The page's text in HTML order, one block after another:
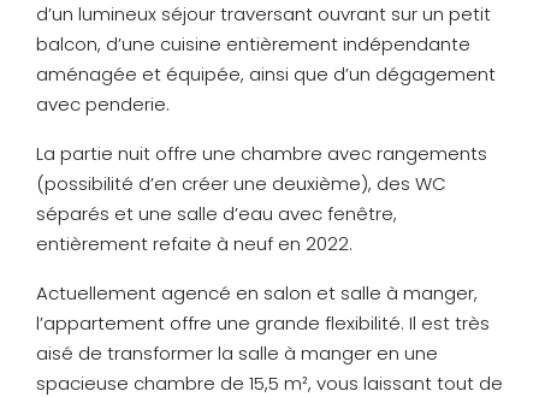
d’un lumineux séjour traversant ouvrant sur un petit
balcon, d’une cuisine entièrement indépendante
aménagée et équipée, ainsi que d’un dégagement
avec penderie.
La partie nuit offre une chambre avec rangements
(possibilité d’en créer une deuxième), des WC
séparés et une salle d’eau avec fenêtre,
entièrement refaite à neuf en 2022.
Actuellement agencé en salon et salle à manger,
l’appartement offre une grande flexibilité. Il est très
aisé de transformer la salle à manger en une
spacieuse chambre de 15,5 m², vous laissant tout de